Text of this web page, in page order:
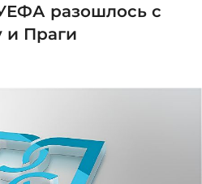
разошлось с
и Праги